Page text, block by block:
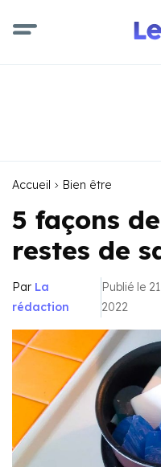
Accueil Bien être
5 façons
restes de
Par La
rédaction
Publié le
2022